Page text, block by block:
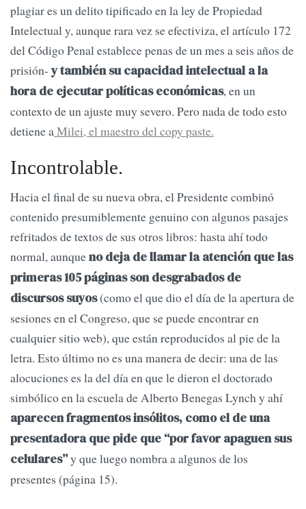
plagiar es un delito tipificado en la ley de Propiedad
Intelectual y, aunque rara vez se efectiviza, el artículo 172
del Código Penal establece penas de un mes a seis años de
prisión-y también su capacidad intelectual a la
hora de ejecutar políticas económicas, en un
contexto de un ajuste muy severo. Pero nada de todo esto
detiene aMilei, el maestro del copy paste.
Incontrolable.
Hacia el final de su nueva obra, el Presidente combinó
contenido presumiblemente genuino con algunos pasajes
refritados de textos de sus otros libros: hasta ahí todo
normal, aunqueno deja de llamar la atención que las
primeras 105 páginas son desgrabados de
discursos suyos(como el que dio el día de la apertura de
sesiones en el Congreso, que se puede encontrar en
cualquier sitio web), que están reproducidos al pie de la
letra. Esto último no es una manera de decir: una de las
alocuciones es la del día en que le dieron el doctorado
simbólico en la escuela de Alberto Benegas Lynch y ahí
aparecen fragmentos insólitos, como el de una
presentadora que pide que “por favor apaguen sus
celulares”y que luego nombra a algunos de los
presentes (página 15).